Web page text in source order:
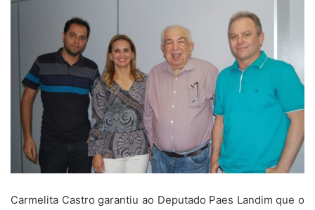
Carmelita Castro garantiu ao Deputado Paes Landim que o